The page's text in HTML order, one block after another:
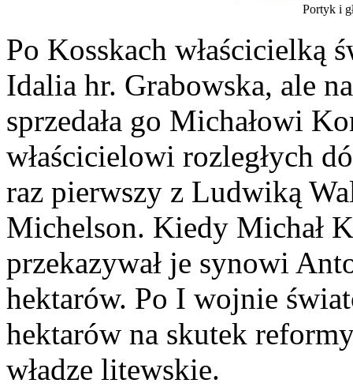
Portyk i
Po Kosskach właścicielką
Idalia hr. Grabowska, ale
sprzedała go Michałowi
właścicielowi rozległych
raz pierwszy z Ludwiką
Michelson. Kiedy Michał
przekazywał je synowi
hektarów. Po I wojnie
hektarów na skutek
władze litewskie.